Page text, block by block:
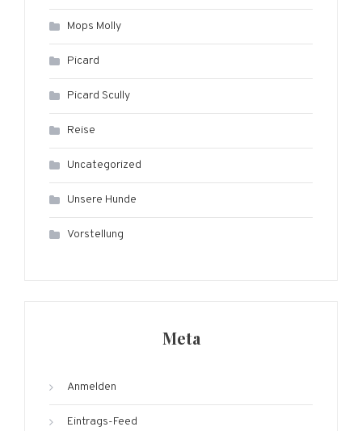
Mops Molly
Picard
Picard Scully
Reise
Uncategorized
Unsere Hunde
Vorstellung
Meta
Anmelden
Eintrags-Feed